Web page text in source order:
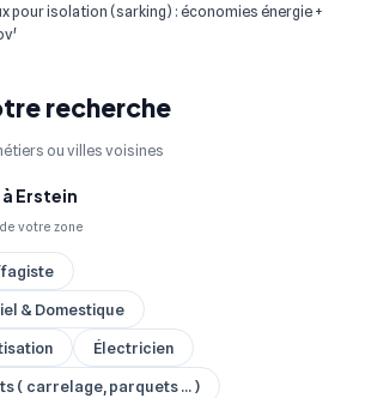
pour isolation (sarking) : économies énergie +
recherche
ou villes voisines
Erstein
votre zone
& Domestique
Électricien
( carrelage, parquets ... )